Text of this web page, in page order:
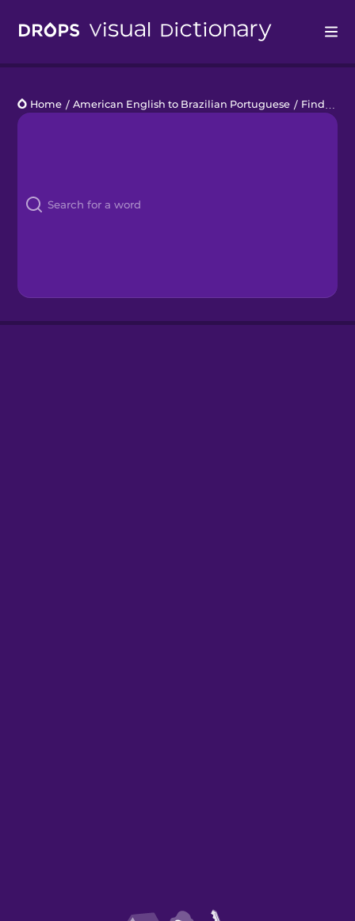
Languages
Kahoot!
Home / American English to Brazilian Portuguese / Finding a New Home